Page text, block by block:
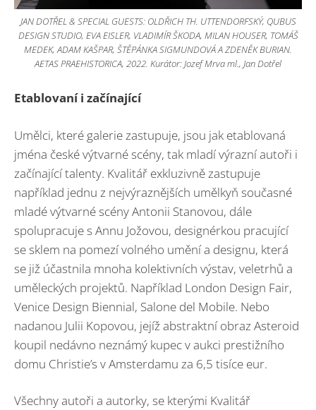
JAN DOTŘEL & SPECIAL GUESTS: OLDŘICH TH. UTTENDORFSKÝ, QUBUS
DESIGN STUDIO, EVA EISLER, VLADIMÍR ŠKODA, MILAN HOUSER, TOMÁŠ
MEDEK, ADAM KAŠPAR, ŠTĚPÁNKA SIGMUNDOVÁ A ZDENĚK BURIAN.
AETAS PRAEHISTORICA, 2022. Kurátor: Jozef Mrva ml., Jan Dotřel
Etablovaní i začínající
Umělci, které galerie zastupuje, jsou jak etablovaná
jména české výtvarné scény, tak mladí výrazní autoři i
začínající talenty. Kvalitář exkluzivně zastupuje
například jednu z nejvýraznějších umělkyň současné
mladé výtvarné scény Antonii Stanovou, dále
spolupracuje s Annu Jožovou, designérkou pracující
se sklem na pomezí volného umění a designu, která
se již účastnila mnoha kolektivních výstav, veletrhů a
uměleckých projektů. Například London Design Fair,
Venice Design Biennial, Salone del Mobile. Nebo
nadanou Julii Kopovou, jejíž abstraktní obraz Asteroid
koupil nedávno neznámý kupec v aukci prestižního
domu Christie’s v Amsterdamu za 6,5 tisíce eur.
Všechny autoři a autorky, se kterými Kvalitář